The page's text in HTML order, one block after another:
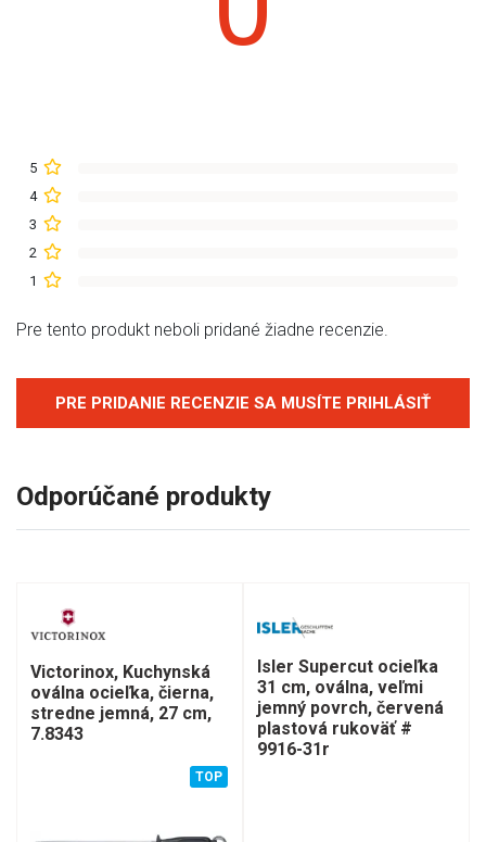
5
4
3
2
1
Pre tento produkt neboli pridané žiadne recenzie.
PRE PRIDANIE RECENZIE SA MUSÍTE PRIHLÁSIŤ
Odporúčané produkty
Victorinox, Kuchynská
oválna ocieľka, čierna,
stredne jemná, 27 cm,
7.8343
TOP
Isler Supercut ocieľka
31 cm, oválna, veľmi
jemný povrch, červená
plastová rukoväť #
9916-31r